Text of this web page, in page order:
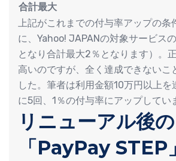
合計最大
上記がこれまでの付与率アップの条
に、Yahoo! JAPANの対象サービス
となり合計最大2％となります）。
高いのですが、全く達成できないこ
した。筆者は利用金額10万円以上
に5回、1％の付与率にアップしてい
リニューアル後の
「PayPay STEP